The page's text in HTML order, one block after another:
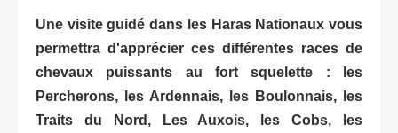
Une visite guidé dans les Haras Nationaux vous
permettra d'apprécier ces différentes races de
chevaux puissants au fort squelette : les
Percherons, les Ardennais, les Boulonnais, les
Traits du Nord, Les Auxois, les Cobs, les